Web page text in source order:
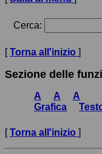
Cerca:
[Torna all'inizio ]
Sezione delle
A A
A
Grafica
[Torna all'inizio ]